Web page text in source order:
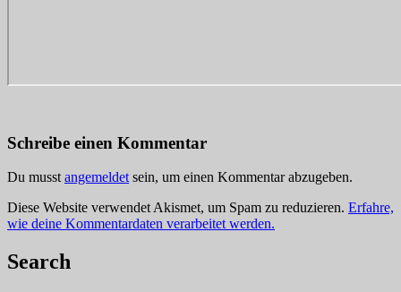
Schreibe einen Kommentar
Du musst angemeldet sein, um einen Kommentar abzugeben.
Diese Website verwendet Akismet, um Spam zu reduzieren. Erfahre,
wie deine Kommentardaten verarbeitet werden.
Search